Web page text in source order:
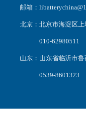
邮箱：
北京：北京市海淀区
010-62980511
山东：山东省临沂市鲁
0539-8601323